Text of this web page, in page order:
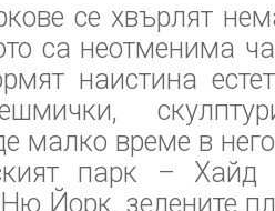
се хвърлят
са неотменима
наистина
малко време в
парк –
Йорк, зелените